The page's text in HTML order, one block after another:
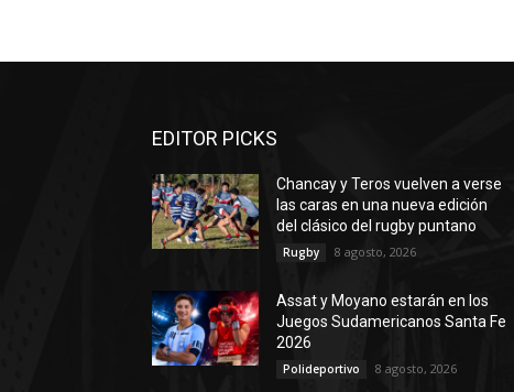
EDITOR PICKS
Chancay y Teros vuelven a verse
las caras en una nueva edición
del clásico del rugby puntano
Rugby 8 agosto, 2026
Assat y Moyano estarán en los
Juegos Sudamericanos Santa Fe
2026
Polideportivo 8 agosto, 2026